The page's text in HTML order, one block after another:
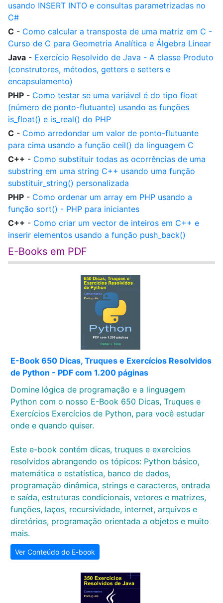
usando INSERT INTO e consultas parametrizadas no
C#
C - Como calcular a transposta de uma matriz em C -
Curso de C para Geometria Analítica e Álgebra Linear
Java - Exercício Resolvido de Java - A classe Produto
(construtores, métodos, getters e setters e
encapsulamento)
PHP - Como testar se uma variável é do tipo float
(número de ponto-flutuante) usando as funções
is_float() e is_real() do PHP
C - Como arredondar um valor de ponto-flutuante
para cima usando a função ceil() da linguagem C
C++ - Como substituir todas as ocorrências de uma
substring em uma string C++ usando uma função
substituir_string() personalizada
PHP - Como ordenar um array em PHP usando a
função sort() - PHP para iniciantes
C++ - Como criar um vector de inteiros em C++ e
inserir elementos usando a função push_back()
E-Books em PDF
E-Book 650 Dicas, Truques e Exercícios Resolvidos
de Python - PDF com 1.200 páginas
Domine lógica de programação e a linguagem
Python com o nosso E-Book 650 Dicas, Truques e
Exercícios Exercícios de Python, para você estudar
onde e quando quiser.
Este e-book contém dicas, truques e exercícios
resolvidos abrangendo os tópicos: Python básico,
matemática e estatística, banco de dados,
programação dinâmica, strings e caracteres, entrada
e saída, estruturas condicionais, vetores e matrizes,
funções, laços, recursividade, internet, arquivos e
diretórios, programação orientada a objetos e muito
mais.
Ver Conteúdo do E-book